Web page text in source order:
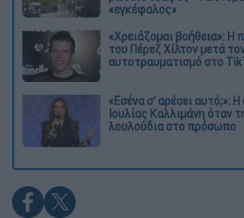
«εγκέφαλος»
«Χρειάζομαι βοήθεια»:
του Πέρεζ Χίλτον μετά
αυτοτραυματισμό στο
«Εσένα σ’ αρέσει αυτό;»:
Ιουλίας Καλλιμάνη όταν
λουλούδια στο πρόσωπο